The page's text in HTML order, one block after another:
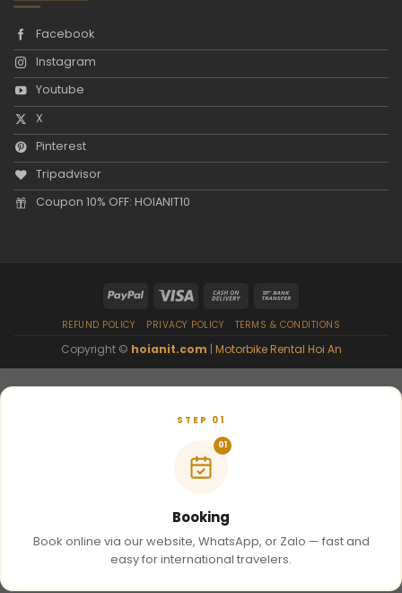
Facebook
Instagram
Youtube
X
Pinterest
Tripadvisor
Coupon 10% OFF: HOIANIT10
REFUND POLICY PRIVACY POLICY TERMS & CONDITIONS
Copyright © hoianit.com | Motorbike Rental Hoi An
STEP 01
01
Booking
Book online via our website, WhatsApp, or Zalo — fast and
easy for international travelers.